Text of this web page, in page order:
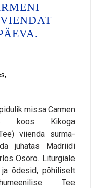
,
missa Carmen
koos Kikoga
viienda surma-
juhatas Madriidi
Osoro. Liturgiale
õdesid, põhiliselt
Tee